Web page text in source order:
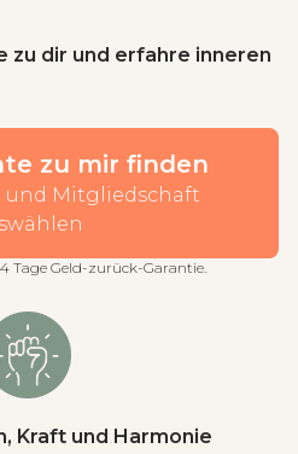
zu dir und erfahre inneren
zu mir finden
und Mitgliedschaft
Tage Geld-zurück-Garantie.
Kraft und Harmonie